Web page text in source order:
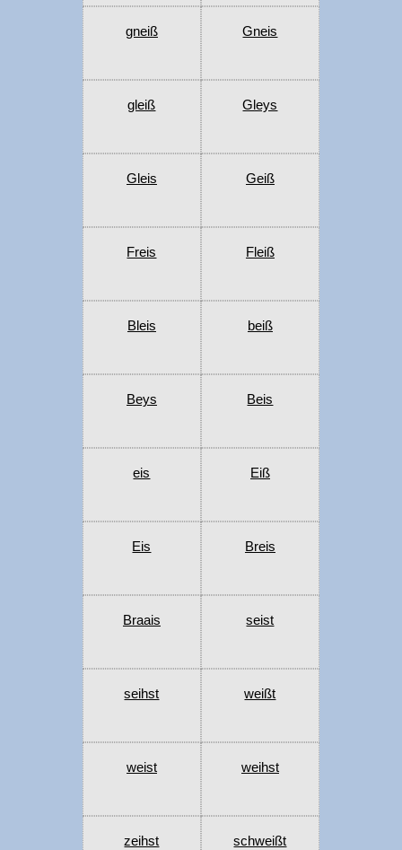
gneiß Gneis
gleiß Gleys
Gleis Geiß
Freis Fleiß
Bleis beiß
Beys Beis
eis Eiß
Eis Breis
Braais seist
seihst weißt
weist weihst
zeihst schweißt